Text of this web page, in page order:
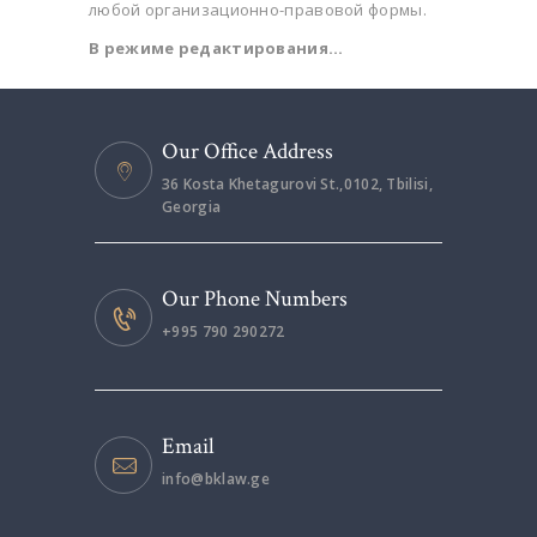
любой организационно-правовой формы.
В режиме редактирования…
Our Office Address
36 Kosta Khetagurovi St.,0102, Tbilisi,
Georgia
Our Phone Numbers
+995 790 290272
Email
info@bklaw.ge